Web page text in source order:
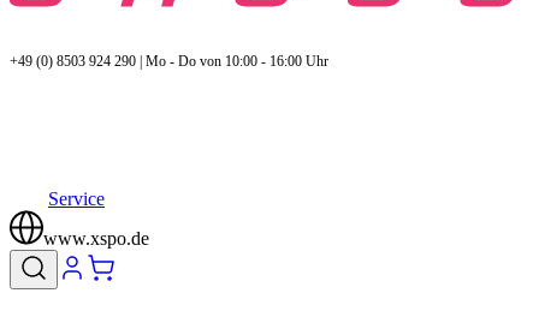
+49 (0) 8503 924 290 | Mo - Do von 10:00 - 16:00 Uhr
Service
www.xspo.de